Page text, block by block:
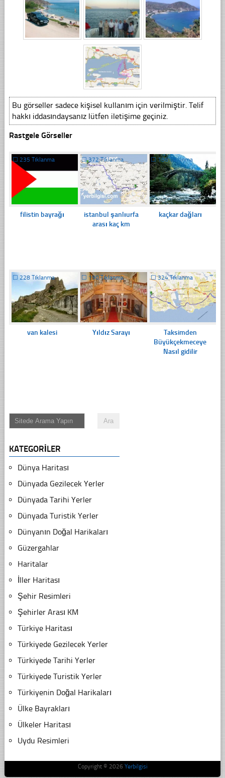
Bu görseller sadece kişisel kullanım için verilmiştir. Telif
hakkı iddasındaysanız lütfen iletişime geçiniz.
Rastgele Görseller
☐ 235 Tıklanma
filistin bayrağı
☐372 Tıklanma
istanbul şanlıurfa
arası kaç km
☐186 Tıklanma
kaçkar dağları
☐228 Tıklanma
van kalesi
☐ 190 Tıklanma
Yıldız Sarayı
☐324 Tıklanma
Taksimden
Büyükçekmeceye
Nasıl gidilir
KATEGORILER
Dünya Haritası
Dünyada Gezilecek Yerler
Dünyada Tarihi Yerler
Dünyada Turistik Yerler
Dünyanın Doğal Harikaları
Güzergahlar
Haritalar
İller Haritası
Şehir Resimleri
Şehirler Arası KM
Türkiye Haritası
Türkiyede Gezilecek Yerler
Türkiyede Tarihi Yerler
Türkiyede Turistik Yerler
Türkiyenin Doğal Harikaları
Ülke Bayrakları
Ülkeler Haritası
Uydu Resimleri
Copyright © 2026 Yerbilgisi